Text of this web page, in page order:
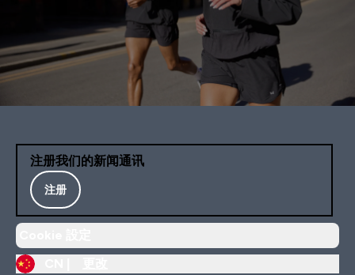
注册我们的新闻通讯
注册